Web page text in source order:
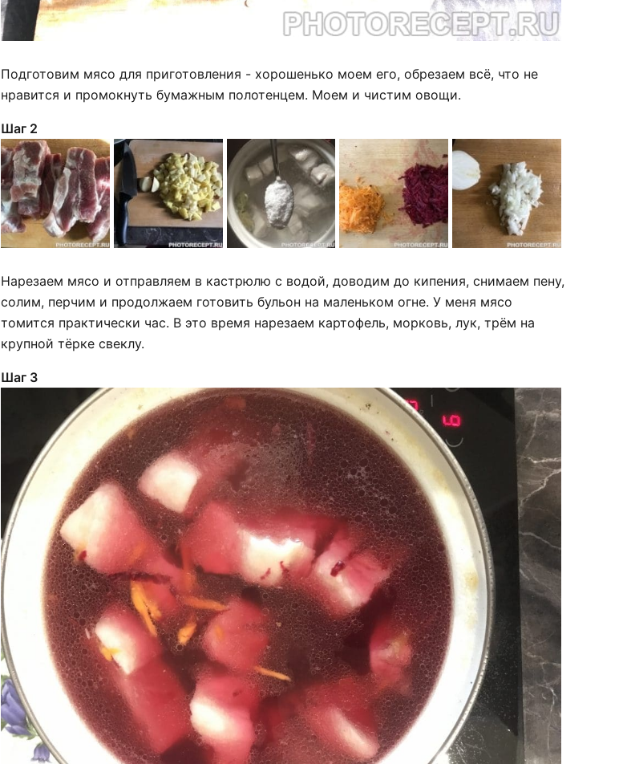
Подготовим мясо для приготовления - хорошенько моем его, обрезаем всё, что не
нравится и промокнуть бумажным полотенцем. Моем и чистим овощи.
Шаг 2
Нарезаем мясо и отправляем в кастрюлю с водой, доводим до кипения, снимаем пену,
солим, перчим и продолжаем готовить бульон на маленьком огне. У меня мясо
томится практически час. В это время нарезаем картофель, морковь, лук, трём на
крупной тёрке свеклу.
Шаг 3